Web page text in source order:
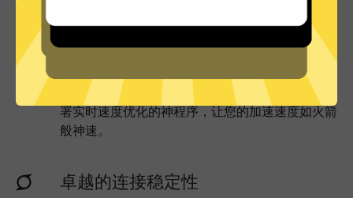
暴雪游戏加速器已为所有暴雪游戏加速器服务器部
署实时速度优化的神程序，让您的加速速度如火箭
般神速。
卓越的连接稳定性